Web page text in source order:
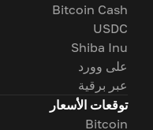
Bitcoin Cash
USDC
Shiba Inu
على وورد
عبر برقية
توقعات الأسعار
Bitcoin